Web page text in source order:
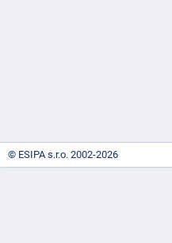
© ESIPA s.r.o. 2002-2026